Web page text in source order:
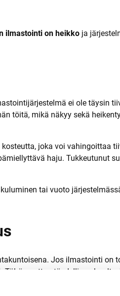
ilmastointi on heikko ja
ei ole täysin
töitä, mikä näkyy sekä
joka voi vahingoittaa
haju. Tukkeutunut
tai vuoto
Jos ilmastointi on
auttaa täydellinen